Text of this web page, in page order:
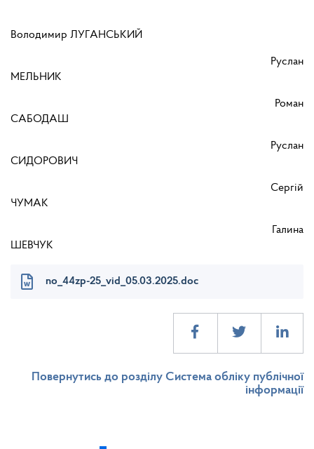
Володимир ЛУГАНСЬКИЙ
Руслан
МЕЛЬНИК
Роман
САБОДАШ
Руслан
СИДОРОВИЧ
Сергій
ЧУМАК
Галина
ШЕВЧУК
no_44zp-25_vid_05.03.2025.doc
Повернутись до розділу Система обліку публічної
інформації